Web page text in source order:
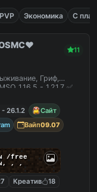
PVP Экономика С
11
Гриф,
1.16.5 - 1.21.7 ✅
26.1.2
Сайт
Вайп09.07
/free
, , ,
Креатив
18